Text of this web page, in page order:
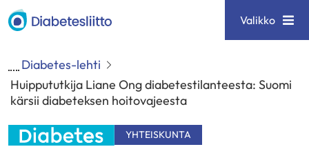
Siirry
sisältöön
Diabetesliitto Valikko
Diabetes-lehti
Huippututkija Liane Ong diabetestilanteesta: Suomi
kärsii diabeteksen hoitovajeesta
YHTEISKUNTA